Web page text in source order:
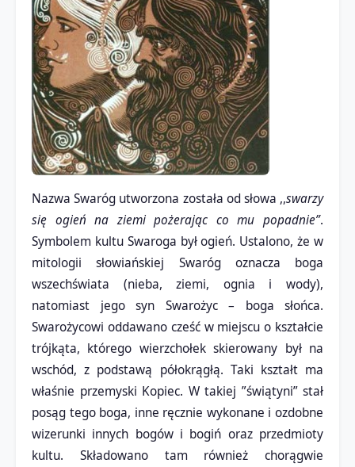
Nazwa Swaróg utworzona została od słowa ,,swarzy
się ogień na ziemi pożerając co mu popadnie”.
Symbolem kultu Swaroga był ogień. Ustalono, że w
mitologii słowiańskiej Swaróg oznacza boga
wszechświata (nieba, ziemi, ognia i wody),
natomiast jego syn Swarożyc – boga słońca.
Swarożycowi oddawano cześć w miejscu o kształcie
trójkąta, którego wierzchołek skierowany był na
wschód, z podstawą półokrągłą. Taki kształt ma
właśnie przemyski Kopiec. W takiej ”świątyni” stał
posąg tego boga, inne ręcznie wykonane i ozdobne
wizerunki innych bogów i bogiń oraz przedmioty
kultu. Składowano tam również chorągwie